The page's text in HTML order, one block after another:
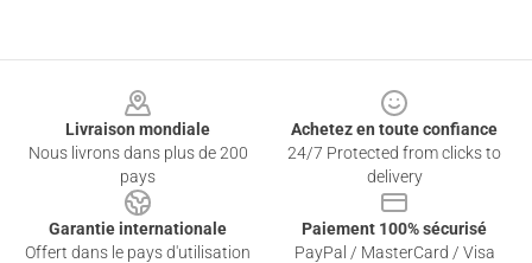
Livraison mondiale
Nous livrons dans plus de 200
pays
Achetez en toute confiance
24/7 Protected from clicks to
delivery
Garantie internationale
Offert dans le pays d'utilisation
Paiement 100% sécurisé
PayPal / MasterCard / Visa